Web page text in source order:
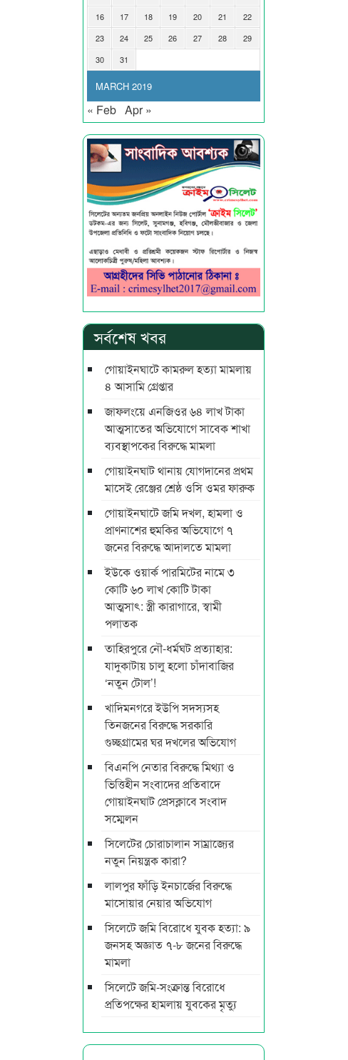
MARCH 2019
16
17 18 19 20 21
22
23
24 25 26 27 28
29
30
31
« Feb Apr »
সর্বশেষ খবর
গোয়াইনঘাটে কামরুল হত্যা মামলায়
৪ আসামি গ্রেপ্তার
জাফলংয়ে এনজিওর ৬৪ লাখ টাকা
আত্মসাতের অভিযোগে সাবেক শাখা
ব্যবস্থাপকের বিরুদ্ধে মামলা
গোয়াইনঘাট থানায় যোগদানের প্রথম
মাসেই রেঞ্জের শ্রেষ্ঠ ওসি ওমর ফারুক
গোয়াইনঘাটে জমি দখল, হামলা ও
প্রাণনাশের হুমকির অভিযোগে ৭
জনের বিরুদ্ধে আদালতে মামলা
ইউকে ওয়ার্ক পারমিটের নামে ৩
কোটি ৬০ লাখ কোটি টাকা
আত্মসাৎ: স্ত্রী কারাগারে, স্বামী
পলাতক
তাহিরপুরে নৌ-ধর্মঘট প্রত্যাহার:
যাদুকাটায় চালু হলো চাঁদাবাজির
‘নতুন টোল’!
খাদিমনগরে ইউপি সদস্যসহ
তিনজনের বিরুদ্ধে সরকারি
গুচ্ছগ্রামের ঘর দখলের অভিযোগ
বিএনপি নেতার বিরুদ্ধে মিথ্যা ও
ভিত্তিহীন সংবাদের প্রতিবাদে
গোয়াইনঘাট প্রেসক্লাবে সংবাদ
সম্মেলন
সিলেটের চোরাচালান সাম্রাজ্যের
নতুন নিয়ন্ত্রক কারা?
লালপুর ফাঁড়ি ইনচার্জের বিরুদ্ধে
মাসোয়ার নেয়ার অভিযোগ
সিলেটে জমি বিরোধে যুবক হত্যা: ৯
জনসহ অজ্ঞাত ৭-৮ জনের বিরুদ্ধে
মামলা
সিলেটে জমি-সংক্রান্ত বিরোধে
প্রতিপক্ষের হামলায় যুবকের মৃত্যু